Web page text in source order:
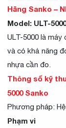
Hãng Sanko –
Model: ULT-5000
ULT-5000 là
và có khả năng
nhựa cần đo.
Thông số kỹ
5000 Sanko
Phương pháp:
Phạm vi